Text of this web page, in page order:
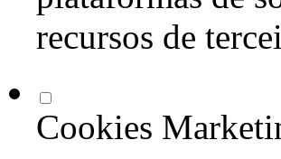
recursos de
Cookies